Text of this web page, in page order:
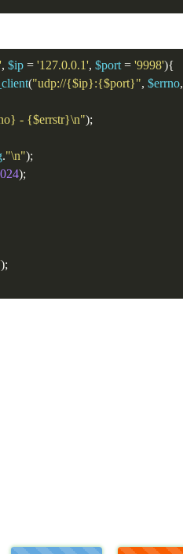
, $ip = '127.0.0.1', $port = '9998'){
("udp://{$ip}:{$port}", $errno,
- {$errstr}\n");
."\n");
);
);